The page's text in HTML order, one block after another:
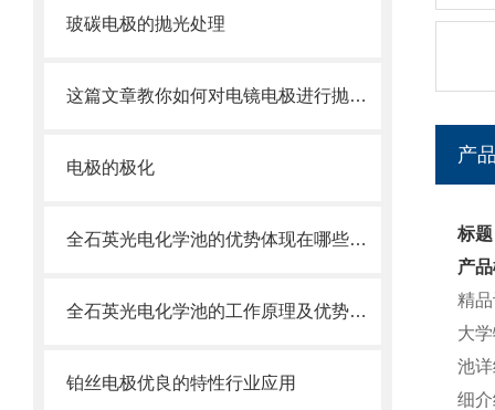
玻碳电极的抛光处理
这篇文章教你如何对电镜电极进行抛光的方法
电极的极化
全石英光电化学池的优势体现在哪些方面？
全石英光电化学池的工作原理及优势体现
铂丝电极优良的特性行业应用
产
标
产
精
大
池
细